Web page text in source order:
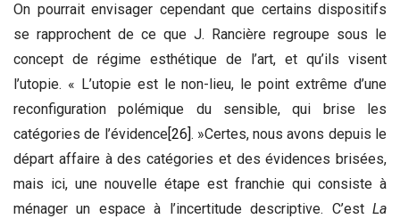
On pourrait envisager cependant que certains dispositifs
se rapprochent de ce que J. Rancière regroupe sous le
concept de régime esthétique de l’art, et qu’ils visent
l’utopie. « L’utopie est le non-lieu, le point extrême d’une
reconfiguration polémique du sensible, qui brise les
catégories de l’évidence[26] . »Certes, nous avons depuis le
départ affaire à des catégories et des évidences brisées,
mais ici, une nouvelle étape est franchie qui consiste à
ménager un espace à l’incertitude descriptive. C’est La